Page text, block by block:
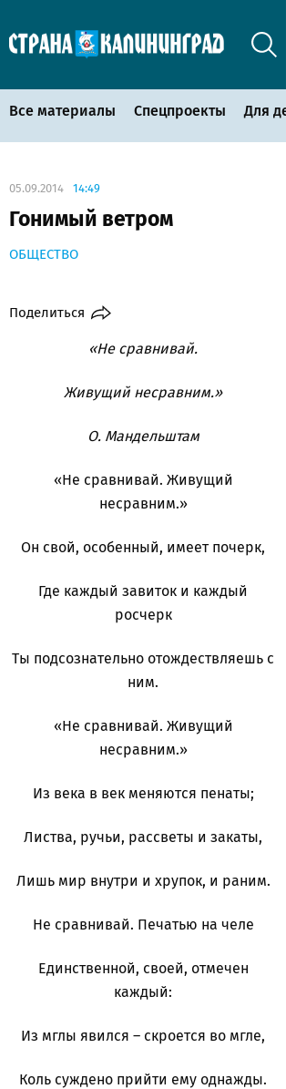
Все материалы Спецпроекты Для
05.09.2014 14:49
Гонимый ветром
ОБЩЕСТВО
Поделиться
«Не сравнивай.
Живущий несравним.»
О. Мандельштам
«Не сравнивай. Живущий
несравним.»
Он свой, особенный, имеет почерк,
Где каждый завиток и каждый
росчерк
Ты подсознательно отождествляешь с
ним.
«Не сравнивай. Живущий
несравним.»
Из века в век меняются пенаты;
Листва, ручьи, рассветы и закаты,
Лишь мир внутри и хрупок, и раним.
Не сравнивай. Печатью на челе
Единственной, своей, отмечен
каждый:
Из мглы явился – скроется во мгле,
Коль суждено прийти ему однажды.